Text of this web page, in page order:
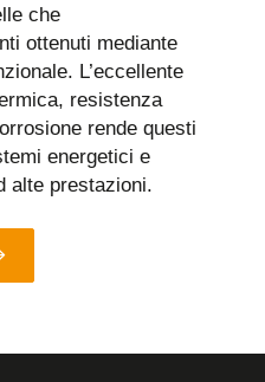
che
ottenuti mediante
L’eccellente
resistenza
rende questi
energetici e
alte prestazioni.